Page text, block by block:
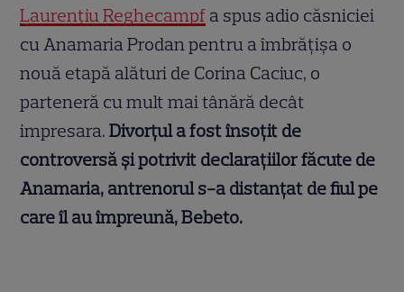
Laurențiu Reghecampf a spus adio căsniciei
cu Anamaria Prodan pentru a îmbrățișa o
nouă etapă alături de Corina Caciuc, o
parteneră cu mult mai tânără decât
impresara.Divorțul a fost însoțit de
controversă și potrivit declarațiilor făcute de
Anamaria, antrenorul s-a distanțat de fiul pe
care îl au împreună, Bebeto.